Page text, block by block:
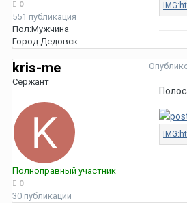
0
551 публикация
Пол:Мужчина
Город:Дедовск
kris-me
Сержант
Полноправный участник
0
30 публикаций